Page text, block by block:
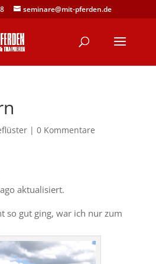
seminare@mit-pferden.de
| 0 Kommentare
aktualisiert.
so gut ging, war ich nur zum